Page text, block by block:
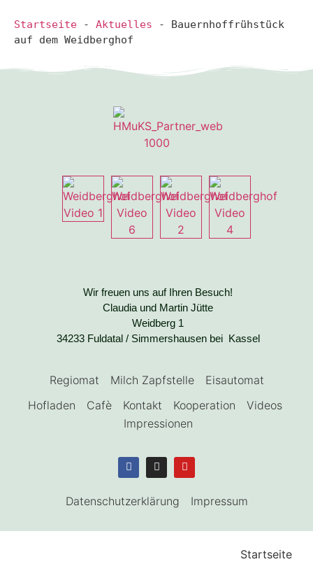
Startseite - Aktuelles - Bauernhoffrühstück
auf dem Weidberghof
Wir freuen uns auf Ihren Besuch!
Claudia und Martin Jütte
Weidberg 1
34233 Fuldatal / Simmershausen bei Kassel
Regiomat Milch Zapfstelle
Eisautomat
Hofladen
Cafè Kontakt Kooperation
Videos
Impressionen
Datenschutzerklärung Impressum
Startseite